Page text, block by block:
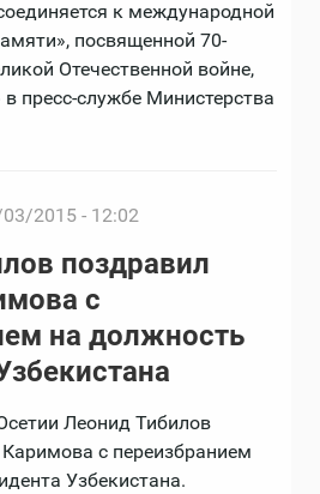
к международной
посвященной 70-
Отечественной войне,
пресс-службе Министерства
2015 - 12:02
поздравил
с
на должность
Леонид Тибилов
с переизбранием
Узбекистана.